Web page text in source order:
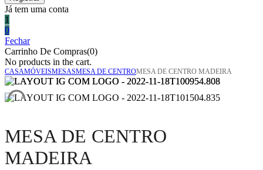
Já tem uma conta
1
0
Fechar
Carrinho De Compras(0)
No products in the cart.
CASAMÓVEISMESASMESA DE CENTROMESA DE CENTRO MADEIRA
MESA DE CENTRO
MADEIRA